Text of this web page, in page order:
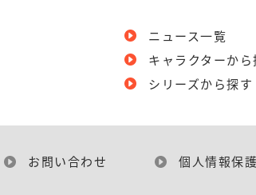
ニュース一覧
キャラクターから
シリーズから探す
お問い合わせ 個人情報保